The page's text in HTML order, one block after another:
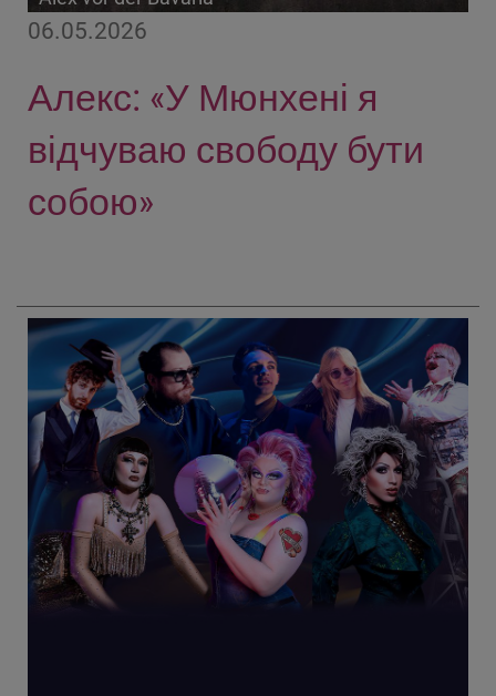
06.05.2026
Алекс: «У Мюнхені я
відчуваю свободу бути
собою»